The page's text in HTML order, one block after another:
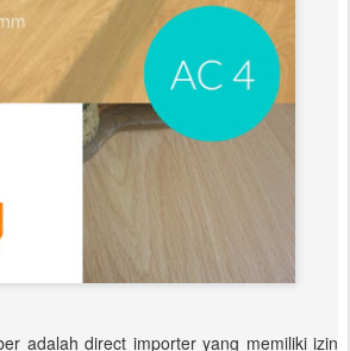
adalah direct importer yang memiliki izin